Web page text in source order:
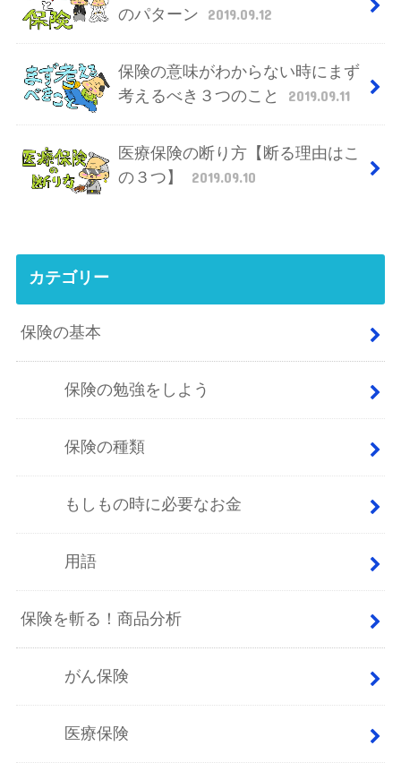
のパターン
2019.09.12
保険の意味がわからない時にまず
考えるべき３つのこと
2019.09.11
医療保険の断り方【断る理由はこ
の３つ】
2019.09.10
カテゴリー
保険の基本
保険の勉強をしよう
保険の種類
もしもの時に必要なお金
用語
保険を斬る！商品分析
がん保険
医療保険